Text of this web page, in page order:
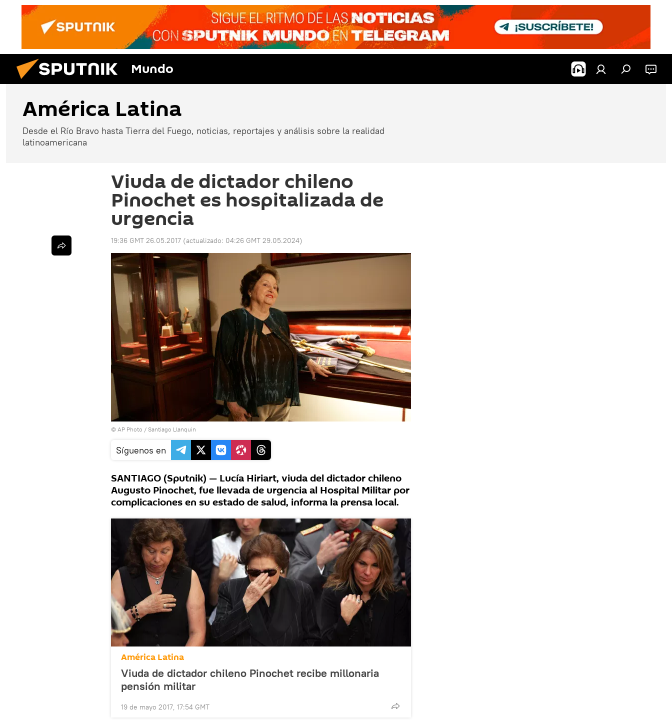
Mundo
América Latina
Desde el Río Bravo hasta Tierra del Fuego, noticias, reportajes y análisis sobre la realidad
latinoamericana
Viuda de dictador chileno
Pinochet es hospitalizada de
urgencia
19:36 GMT 26.05.2017 (actualizado: 04:26 GMT 29.05.2024)
© AP Photo / Santiago Llanquin
Síguenos en
SANTIAGO (Sputnik) — Lucía Hiriart, viuda del dictador chileno
Augusto Pinochet, fue llevada de urgencia al Hospital Militar por
complicaciones en su estado de salud, informa la prensa local.
América Latina
Viuda de dictador chileno Pinochet recibe millonaria
pensión militar
19 de mayo 2017, 17:54 GMT